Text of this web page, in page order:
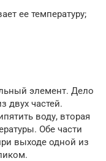
ее температуру;
элемент. Дело
двух частей.
воду, вторая
Обе части
выходе одной из